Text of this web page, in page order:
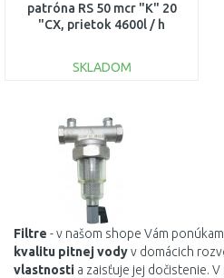
patróna RS 50 mcr "K" 20
"CX, prietok 4600l / h
SKLADOM
Porovnať
Filtre - v našom shope Vám
kvalitu pitnejvodyv domácich
vlastnosti a zaisťuje jej dočistenie.